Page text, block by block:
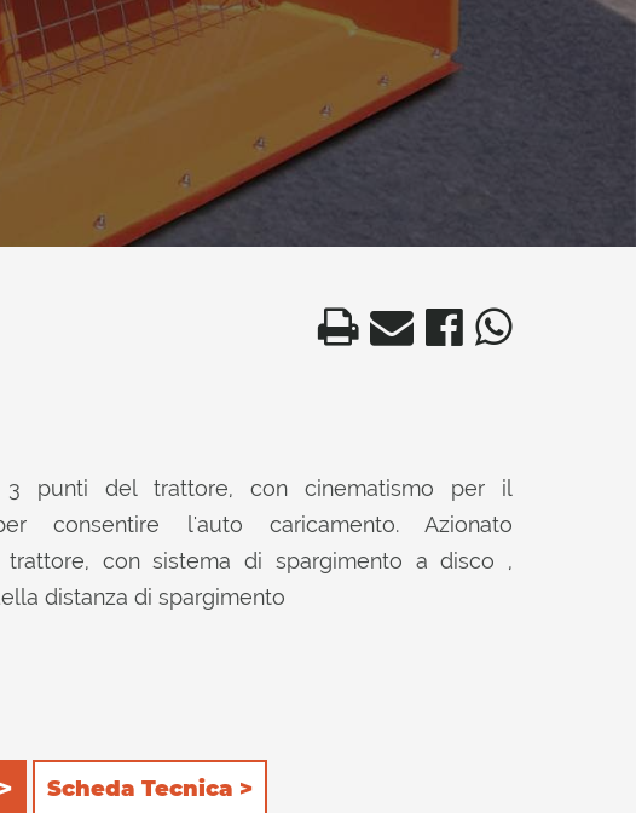
3 punti del trattore, con cinematismo per il
consentire l'auto caricamento. Azionato
trattore, con sistema di spargimento a disco ,
distanza di spargimento
Scheda Tecnica >